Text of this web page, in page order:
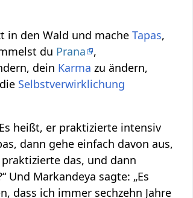
in den Wald und macheTapas,
du Prana
,
dein Karma zu ändern,
Selbstverwirklichung
heißt, er praktizierte intensiv
dann gehe einfach davon aus,
praktizierte das, und dann
Und Markandeya sagte: „Es
dass ich immer sechzehn Jahre